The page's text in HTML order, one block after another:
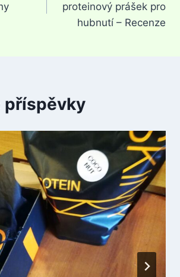
proteinový prášek pro
hubnutí – Recenze
příspěvky